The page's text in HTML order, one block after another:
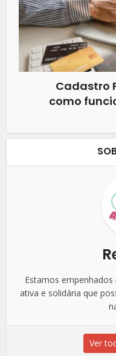
Cadastro
como
Estamos
ativa e solidária que
Ver